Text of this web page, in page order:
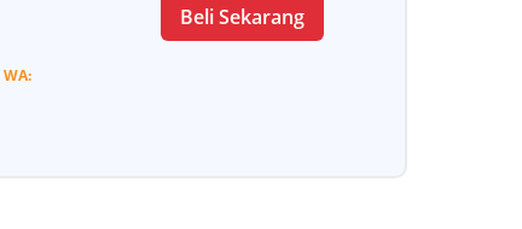
WA:
Beli Sekarang